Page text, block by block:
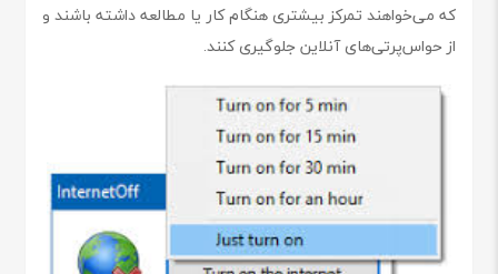
که می‌خواهند تمرکز بیشتری هنگام کار یا مطالعه داشته باشند و
از حواس‌پرتی‌های آنلاین جلوگیری کنند.